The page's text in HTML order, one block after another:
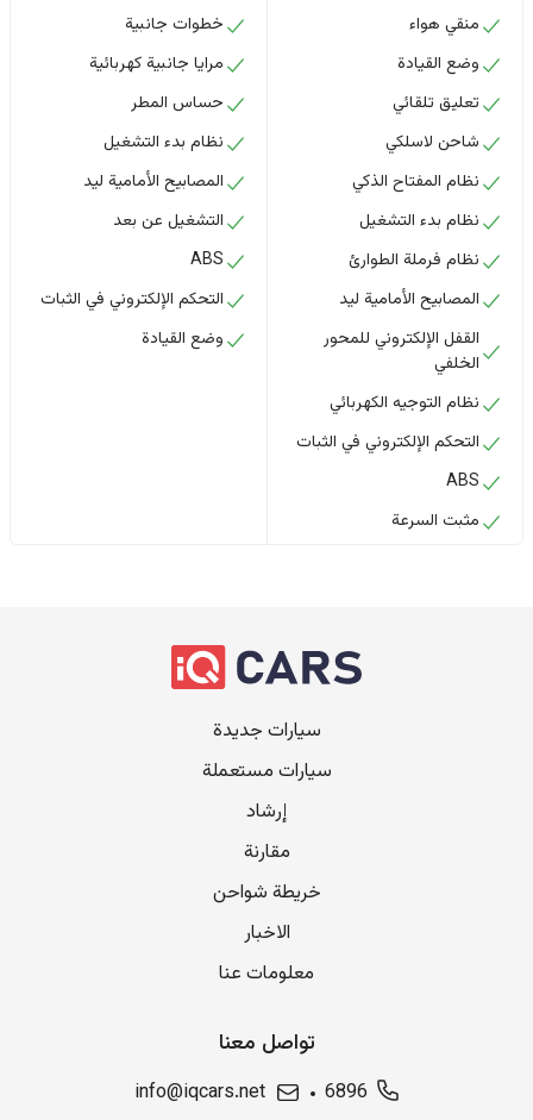
منقي هواء
وضع القيادة
تعليق تلقائي
شاحن لاسلكي
نظام المفتاح الذكي
نظام بدء التشغيل
نظام فرملة الطوارئ
المصابيح الأمامية ليد
القفل الإلكتروني للمحور
الخلفي
نظام التوجيه الكهربائي
التحكم الإلكتروني في الثبات
ABS
مثبت السرعة
خطوات جانبية
مرايا جانبية كهربائية
حساس المطر
نظام بدء التشغيل
المصابيح الأمامية ليد
التشغيل عن بعد
ABS
التحكم الإلكتروني في الثبات
وضع القيادة
سيارات جديدة
سيارات مستعملة
إرشاد
مقارنة
خريطة شواحن
الاخبار
معلومات عنا
تواصل معنا
6896
info@iqcars.net